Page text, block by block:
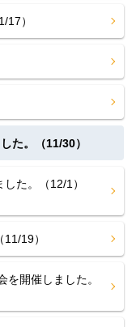
17）
た。（11/30）
た。（12/1）
19）
を開催しました。